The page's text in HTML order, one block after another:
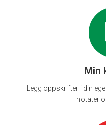
Min
Legg oppskrifter i din
notater